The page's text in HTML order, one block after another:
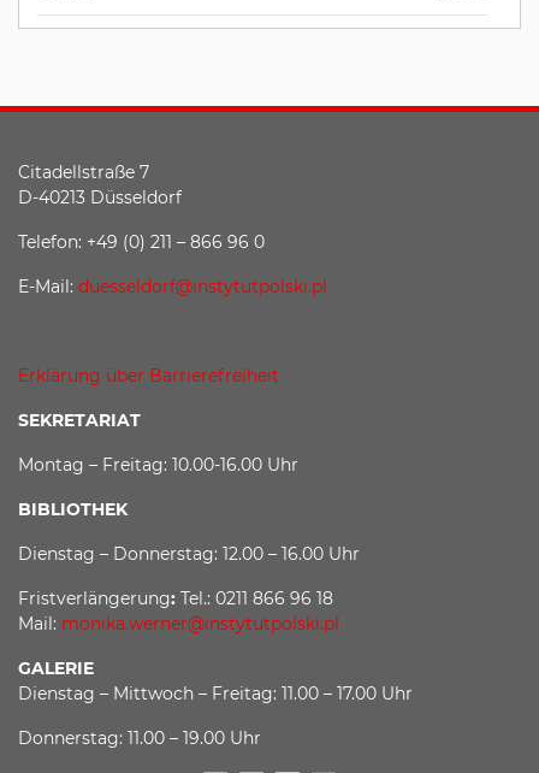
Citadellstraße 7
D-40213 Düsseldorf
Telefon: +49 (0) 211 – 866 96 0
E-Mail: duesseldorf@instytutpolski.pl
Erklärung über Barrierefreiheit
SEKRETARIAT
Montag – Freitag: 10.00-16.00 Uhr
BIBLIOTHEK
Dienstag – Donnerstag: 12.00 – 16.00 Uhr
Fristverlängerung: Tel.: 0211 866 96 18
Mail: monika.werner@instytutpolski.pl
GALERIE
Dienstag – Mittwoch – Freitag: 11.00 – 17.00 Uhr
Donnerstag: 11.00 – 19.00 Uhr